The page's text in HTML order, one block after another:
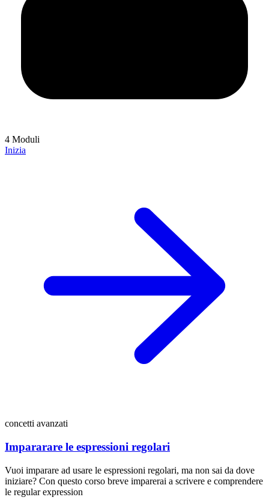
4 Moduli
Inizia
concetti avanzati
Impararare le espressioni regolari
Vuoi imparare ad usare le espressioni regolari, ma non sai da dove
iniziare? Con questo corso breve imparerai a scrivere e comprendere
le regular expression